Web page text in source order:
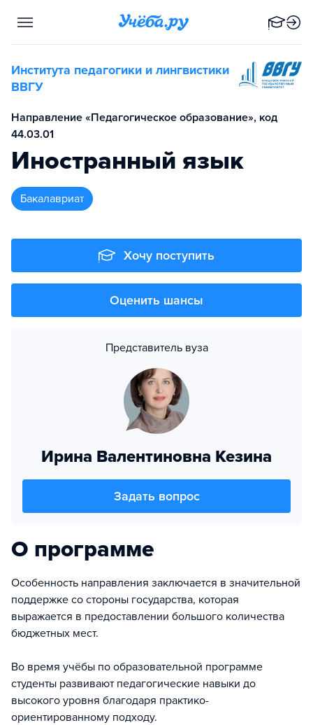
Института педагогики и лингвистики
ВВГУ
Направление «Педагогическое образование», код
44.03.01
Иностранный язык
бакалавриат
Хочу поступить
Оценить шансы
Представитель вуза
Ирина Валентиновна Кезина
Задать вопрос
О программе
Особенность направления заключается в значительной
поддержке со стороны государства, которая
выражается в предоставлении большого количества
бюджетных мест.
Во время учёбы по образовательной программе
студенты развивают педагогические навыки до
высокого уровня благодаря практико-
ориентированному подходу.